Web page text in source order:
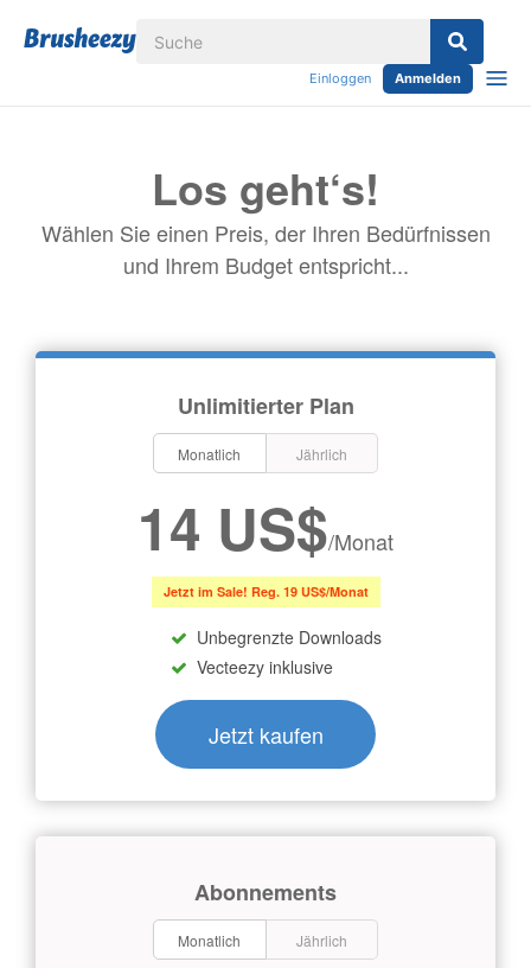
Einloggen Anmelden
Los geht‘s!
Wählen Sie einen Preis, der Ihren Bedürfnissen
und Ihrem Budget entspricht...
Unlimitierter Plan
Monatlich Jährlich
14 US$/Monat
Jetzt im Sale! Reg. 19 US$/Monat
Unbegrenzte Downloads
Vecteezy inklusive
Jetzt kaufen
Abonnements
Monatlich Jährlich